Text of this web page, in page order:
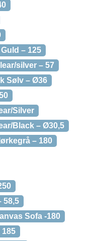
– 125
silver – 57
Sølv – Ø36
Silver
Black – Ø30,5
– 180
58,5
Sofa -180
185